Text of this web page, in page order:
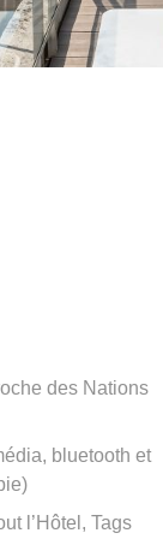
des Nations
bluetooth et
l’Hôtel, Tags